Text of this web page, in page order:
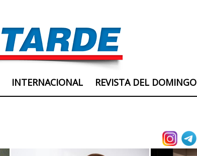
INTERNACIONAL REVISTA DEL DOMINGO